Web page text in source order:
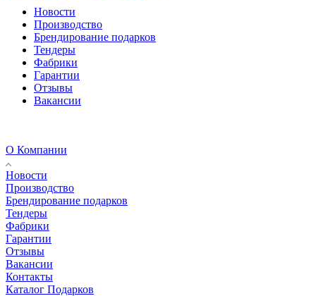
Новости
Производство
Брендирование подарков
Тендеры
Фабрики
Гарантии
Отзывы
Вакансии
О Компании
Новости
Производство
Брендирование подарков
Тендеры
Фабрики
Гарантии
Отзывы
Вакансии
Контакты
Каталог Подарков